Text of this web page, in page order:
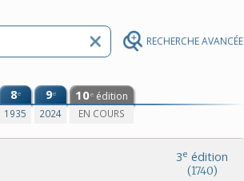
RECHERCHE AVANCÉE
8e
1935
9e
2024
10e édition
EN COURS
3e édition
(1740)